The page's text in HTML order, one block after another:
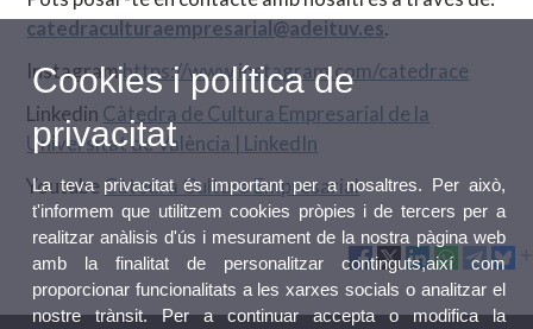
catedraculturaempresarial@adeituv.es.
Instagramhttps://www.instagram.com/catedrace
Linkedin Càtedra de Cultura Empresarial de la
Universitat de València | LinkedIn
Youtube Càtedra Cultura Empresarial
Cookies i política de
privacitat
La teva privacitat és important per a nosaltres. Per això,
t'informem que utilitzem cookies pròpies i de tercers per a
realitzar anàlisis d'ús i mesurament de la nostra pàgina web
amb la finalitat de personalitzar continguts,així com
proporcionar funcionalitats a les xarxes socials o analitzar el
nostre trànsit. Per a continuar accepta o modifica la